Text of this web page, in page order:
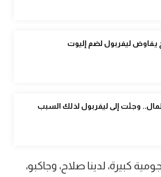
يفاوض ليفربول لضم إليوت
وجئت إلى ليفربول لذلك السبب
كبيرة، لدينا صلاح، وجاكبو،